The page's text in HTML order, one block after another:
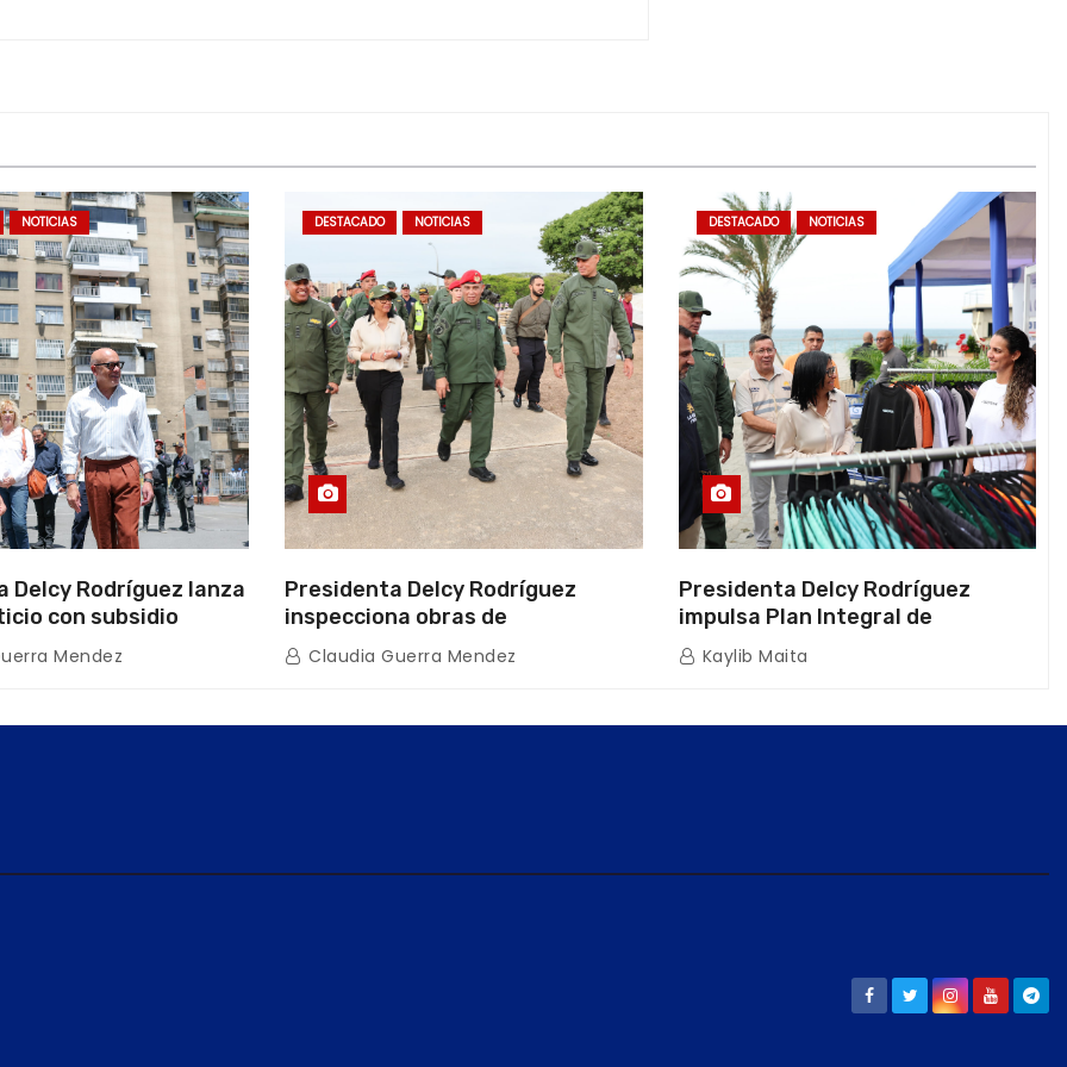
NOTICIAS
Delcy Rodríguez lanza
con subsidio
con Juntas
Mendez
DESTACADO NOTICIAS
Presidenta Delcy Rodríguez
inspecciona obras de
restauración en Escuela Naval
tras afectaciones sísmicas en La
Claudia Guerra Mendez
DESTACADO NOTICIAS
Presidenta Delcy Rodríguez
impulsa Plan Integral de
Reactivación Económica en La
Guaira
Kaylib Maita